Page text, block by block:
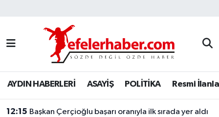
AYDIN HABERLERİ ASAYİŞ POLİTİKA Resmi
12:15 Başkan Çerçioğlu başarı oranıyla ilk sırada yer aldı
Nöbetçi Eczaneler
Hava Durumu
Aydin Namaz Vakitleri
Trafik Durumu